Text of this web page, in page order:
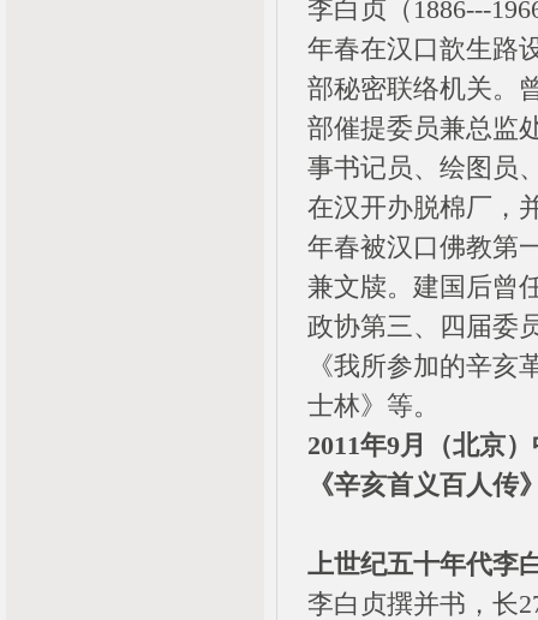
李白贞（1886---
年春在汉口歆生路
部秘密联络机关。
部催提委员兼总监
事书记员、绘图员
在汉开办脱棉厂，
年春被汉口佛教第
兼文牍。建国后曾
政协第三、四届委
《我所参加的辛
士林》等。
2011年9月（北京
《辛亥首义百人传
上世纪五十年代李
李白贞撰并书，长